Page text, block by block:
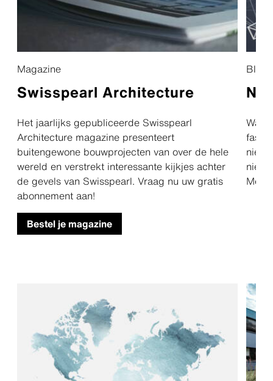
Magazine
Swisspearl Architecture
Het jaarlijks gepubliceerde Swisspearl
Architecture magazine presenteert
buitengewone bouwprojecten van over de hele
wereld en verstrekt interessante kijkjes achter
de gevels van Swisspearl. Vraag nu uw gratis
abonnement aan!
Bestel je magazine
Blijf
Wat
Meld